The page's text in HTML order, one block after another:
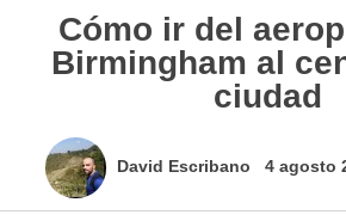
Cómo ir del
Birmingham al
ciudad
David Escribano 4 agosto